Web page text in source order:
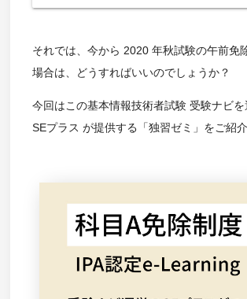
それでは、今から 2020 年秋試験の午前免
場合は、どうすればいいのでしょうか？
今回はこの基本情報技術者試験 受験ナビを
SEプラス が提供する「独習ゼミ」をご紹介